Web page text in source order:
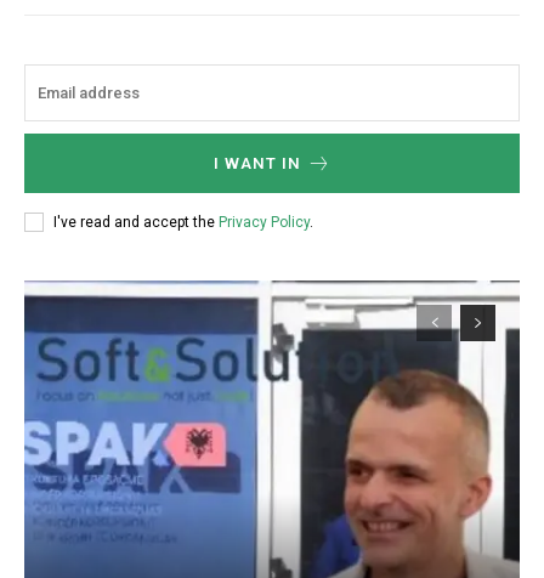
I WANT IN
I've read and accept the Privacy Policy.